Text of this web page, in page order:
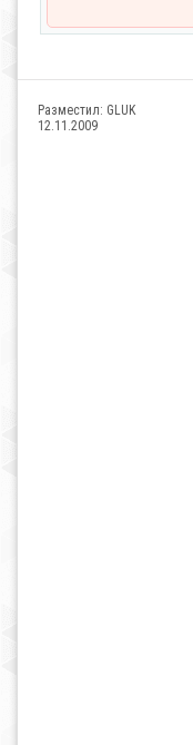
Разместил: GLUK
12.11.2009